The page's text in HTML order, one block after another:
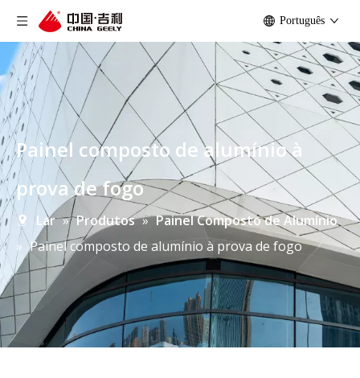
Português
Painel composto de alumínio à
prova de fogo
Lar » Produtos » Painel Composto de Alumínio
» Painel composto de alumínio à prova de fogo